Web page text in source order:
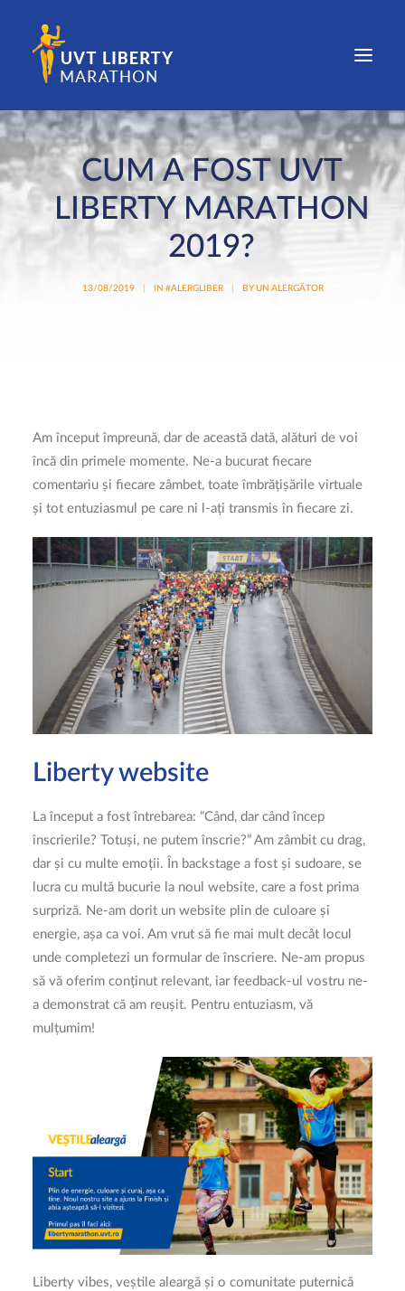
COMPETIȚIE
CONTACT
CAUTĂ
COȘ
CUM A FOST UVT
LIBERTY MARATHON
2019?
13/08/2019 IN #ALERGLIBER BY UN ALERGĂTOR
Am început împreună, dar de această dată, alături de voi
încă din primele momente. Ne-a bucurat fiecare
comentariu și fiecare zâmbet, toate îmbrățișările virtuale
și tot entuziasmul pe care ni l-ați transmis în fiecare zi.
Liberty website
La început a fost întrebarea: “Când, dar când încep
înscrierile? Totuși, ne putem înscrie?” Am zâmbit cu drag,
dar și cu multe emoții. În backstage a fost și sudoare, se
lucra cu multă bucurie la noul website, care a fost prima
surpriză. Ne-am dorit un website plin de culoare și
energie, așa ca voi. Am vrut să fie mai mult decât locul
unde completezi un formular de înscriere. Ne-am propus
să vă oferim conținut relevant, iar feedback-ul vostru ne-
a demonstrat că am reușit. Pentru entuziasm, vă
mulțumim!
Liberty vibes, veștile aleargă și o comunitate puternică